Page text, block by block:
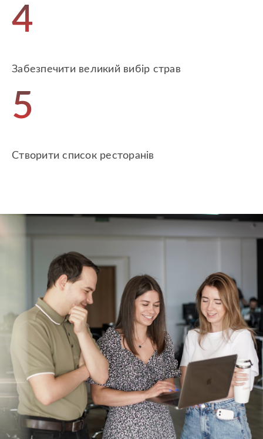
4
Забезпечити великий вибір страв
5
Створити список ресторанів